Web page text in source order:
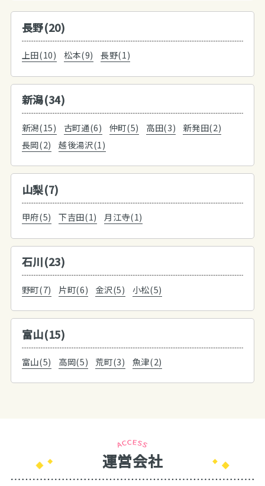
長野(20)
上田(10) 松本(9) 長野(1)
新潟(34)
新潟(15) 古町通(6) 仲町(5) 高田(3)
新発田(2)
長岡(2)
越後湯沢(1)
山梨(7)
甲府(5) 下吉田(1) 月江寺(1)
石川(23)
野町(7) 片町(6) 金沢(5) 小松(5)
富山(15)
富山(5) 高岡(5) 荒町(3) 魚津(2)
運営会社